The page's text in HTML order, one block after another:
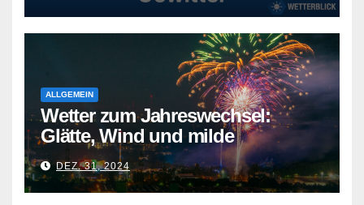
ALLGEMEIN
Wetter zum Jahreswechsel:
Glätte, Wind und milde
Temperaturen
DEZ. 31, 2024